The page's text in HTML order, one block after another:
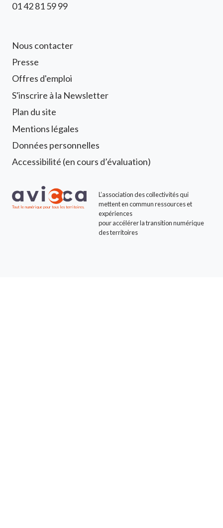
01 42 81 59 99
Footer 1 Avicca
Nous contacter
Presse
Offres d'emploi
S'inscrire à la Newsletter
Footer 2 Avicca
Plan du site
Mentions légales
Données personnelles
Accessibilité (en cours d’évaluation)
Tout le numérique pour tous les territoires.
L’association des collectivités qui
mettent en commun ressources et
expériences
pour accélérer la transition numérique
des territoires